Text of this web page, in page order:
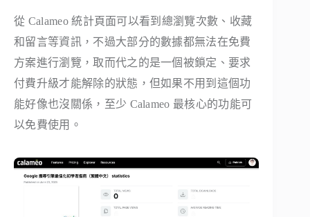
從 Calameo 統計頁面可以看到總瀏覽次數、收藏
和留言等資訊，不過大部分的數據都無法在免費
方案進行瀏覽，取而代之的是一個被鎖定、要求
付費升級才能解除的狀態，但如果不用到這個功
能好像也沒關係，至少 Calameo 最核心的功能可
以免費使用。